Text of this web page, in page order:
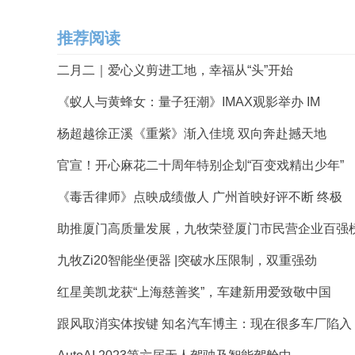
推荐阅读
二月二｜爱心义剪进工地，幸福从“头”开始
《蚁人与黄蜂女：量子狂潮》IMAX观影举办 IM
杨超越徐正溪《重紫》渐入佳境 双向奔赴撼天地
官宣！开心麻花二十周年特别企划“百变戏精出少年”
《毒舌律师》点映成绩傲人 广州首映好评不断 终极
助推厦门高质量发展，九牧荣登厦门市民营企业百强
九牧Zi20智能坐便器 |突破水压限制，双重强劲
红星美凯龙获“上海慈善奖”，车建新用爱致敬中国
跟风取消实体按键 知名汽车博主：现在很多车厂陷入